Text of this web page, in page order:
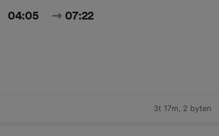
04:05 07:22
3t 17m, 2 byten